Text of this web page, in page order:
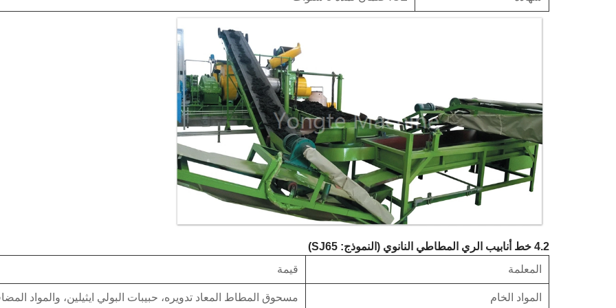
4.2 خط أنابيب الري المطاطي النانوي (النموذج: SJ65)
المعلمة
قيمة
المواد الخام مسحوق المطاط المعاد تدويره، حبيبات البولي ايثيلين، والمواد